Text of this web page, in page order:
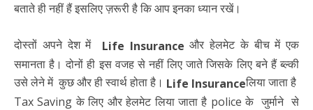
बताते ही नहीं हैं इसलिए ज़रूरी है कि आप इनका ध्यान रखें।
दोस्तों अपने देश में Life Insurance और हेलमेट के बीच में एक
समानता है। दोनों ही इस वजह से नहीं लिए जाते जिसके लिए बने हैं ब्ल्की
उसे लेने में कुछ और ही स्वार्थ होता है। Life Insuranceलिया जाता है
Tax Saving के लिए और हेलमेट लिया जाता है police के जुर्माने से